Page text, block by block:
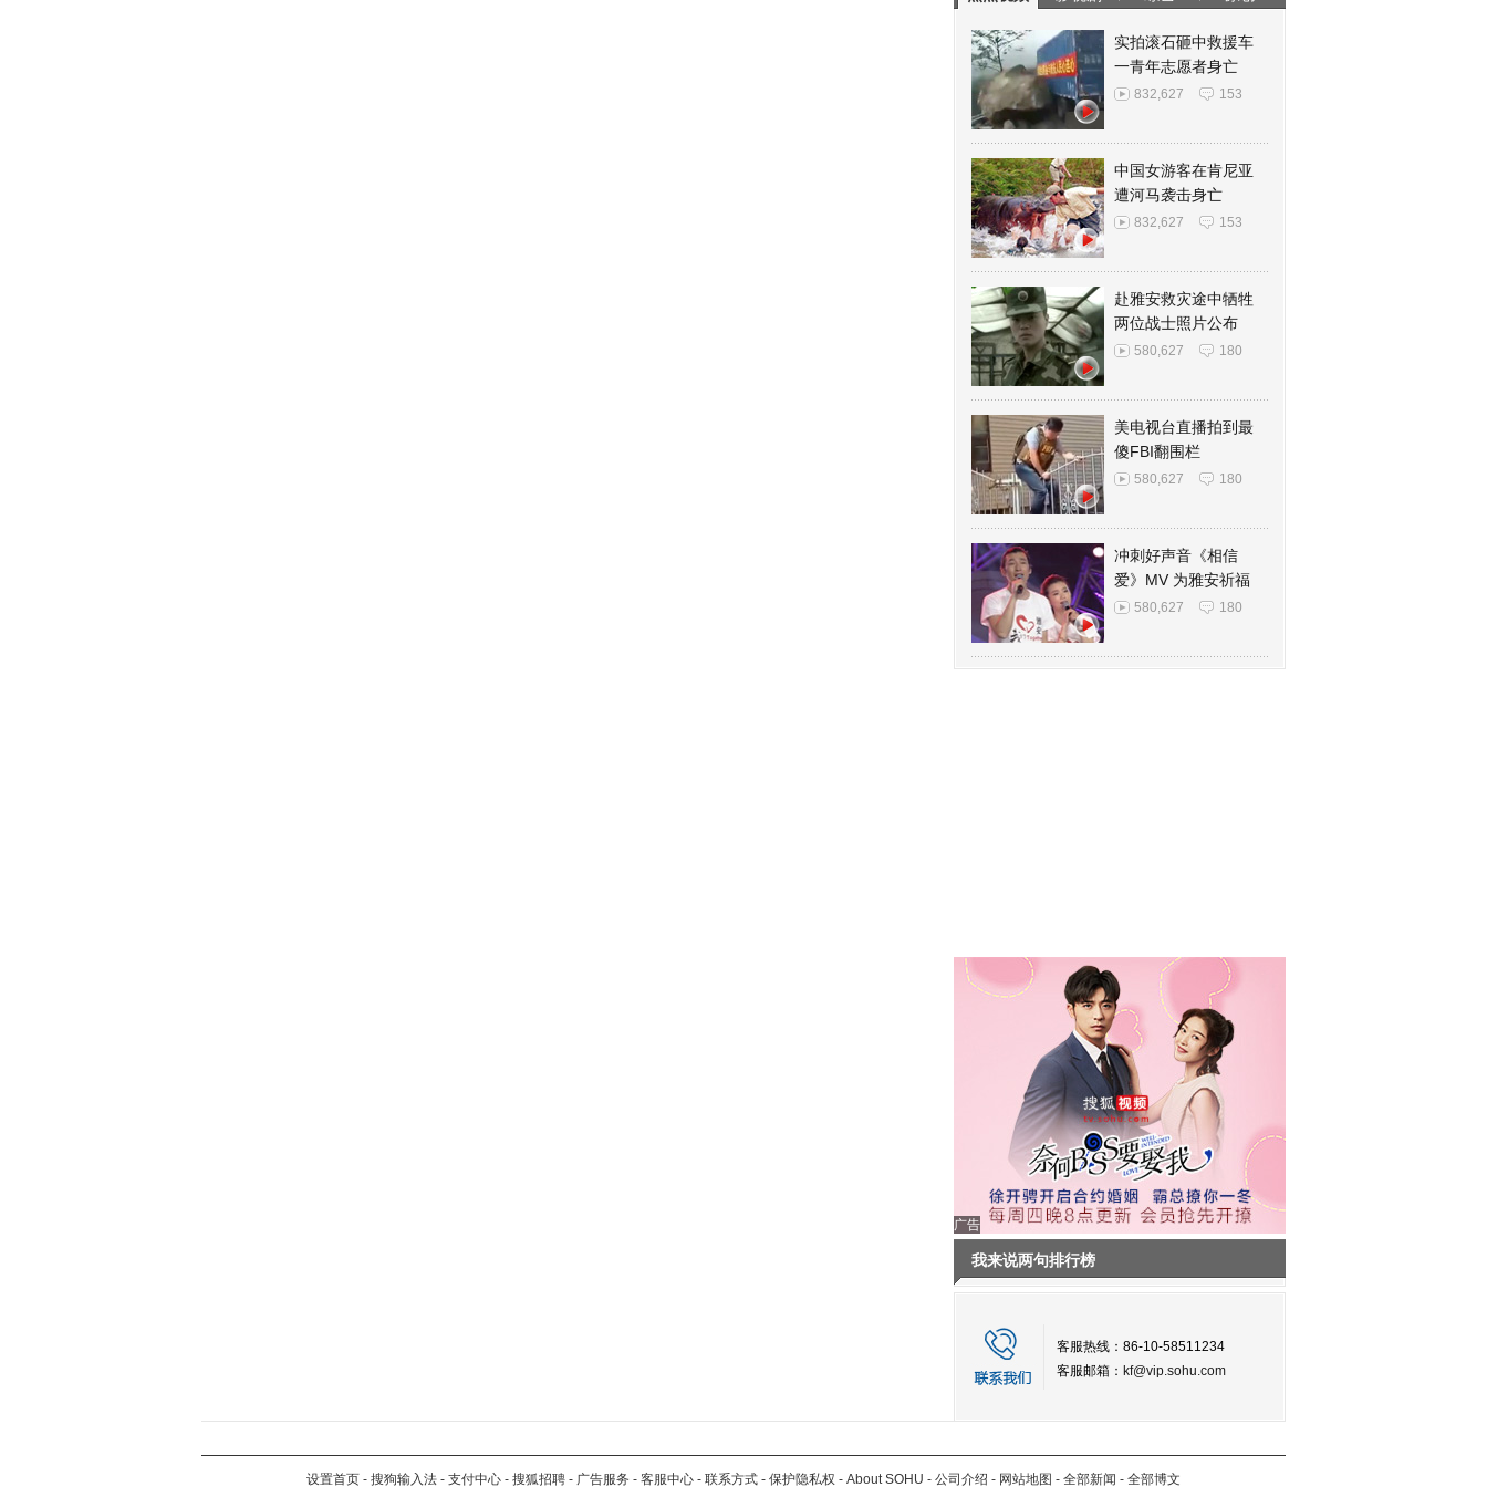
实拍滚石砸中救援车
一青年志愿者身亡
832,627 153
中国女游客在肯尼亚
遭河马袭击身亡
832,627 153
赴雅安救灾途中牺牲
两位战士照片公布
580,627 180
美电视台直播拍到最
傻FBI翻围栏
580,627 180
冲刺好声音《相信
爱》MV 为雅安祈福
580,627 180
广告
我来说两句排行榜
客服热线：86-10-58511234
客服邮箱： kf@vip.sohu.com
设置首页 - 搜狗输入法 - 支付中心 - 搜狐招聘 - 广告服务 - 客服中心 - 联系方式 - 保护隐私权 - About SOHU - 公司介绍 - 网站地图 - 全部新闻 - 全部博文